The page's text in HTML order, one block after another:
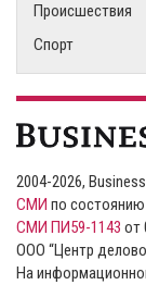
Происшествия
Спорт
2004-2026,
СМИ по состоянию
СМИ ПИ59-1143 от
ООО “Центр
На